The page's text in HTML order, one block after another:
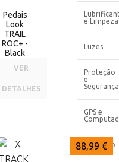
Pedais
Look
TRAIL
ROC+ -
Black
VER
DETALHES
94,00 €
88,99 €
88,99 €
e Limpeza
Luzes
Proteção
e
Segurança
GPS e
Proteção
Quadros